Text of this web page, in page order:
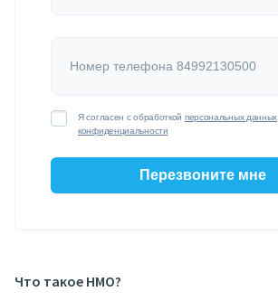
Номер телефона 84992130500
Я согласен с обработкой персональных данных
конфиденциальности
Перезвоните мне
Что такое НМО?